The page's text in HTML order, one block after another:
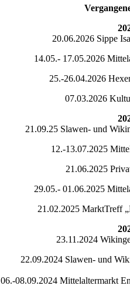
20.06.2026 Sippe
14.05.- 17.05.2026
25.-26.04.2026
07.03.2026
21.09.25 Slawen- und
12.-13.07.2025
21.06.2025
29.05.- 01.06.2025
21.02.2025 MarktTreff
23.11.2024
22.09.2024 Slawen- und
06.-08.09.2024 Mittelaltermarkt